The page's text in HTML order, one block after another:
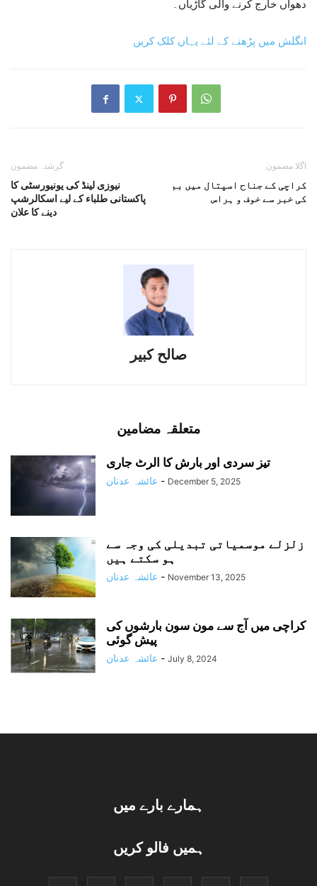
دھواں خارج کرنے والی گاڑیاں۔
انگلش میں پڑھنے کے لئے یہاں کلک کریں
گزشتہ مضمون
نیوزی لینڈ کی یونیورسٹی کا
پاکستانی طلباء کے لیے اسکالرشپ
دینے کا علان
اگلا مضمون
کراچی کے جناح اسپتال میں بم
کی خبر سے خوف و ہراس
صالح کبیر
متعلقہ مضامین
تیز سردی اور بارش کا الرٹ جاری
عائشہ عدنان - December 5, 2025
زلزلے موسمیاتی تبدیلی کی وجہ سے
ہو سکتے ہیں
عائشہ عدنان - November 13, 2025
کراچی میں آج سے مون سون بارشوں کی
پیش گوئی
عائشہ عدنان - July 8, 2024
ہمارے بارے میں
ہمیں فالو کریں